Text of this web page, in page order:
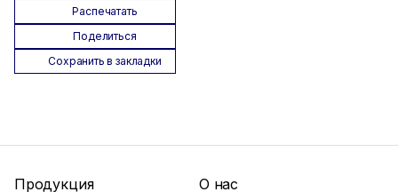
Распечатать
Поделиться
Сохранить в закладки
Продукция
О нас